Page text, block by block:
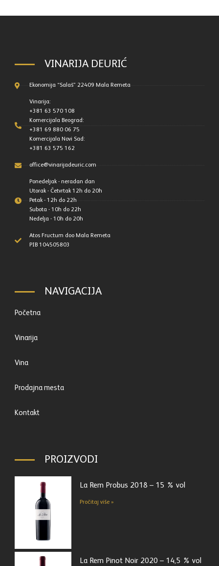
VINARIJA DEURIĆ
Ekonomija “Salaš” 22409 Mala Remeta
Vinarija:
+381 63 570 108
Komercijala Beograd:
+381 69 880 06 75
Komercijala Novi Sad:
+381 63 575 162
office@vinarijadeuric.com
Ponedeljak - neradan dan
Utorak - Četvrtak 12h do 20h
Petak - 12h do 22h
Subota - 10h do 22h
Nedelja - 10h do 20h
Atos Fructum doo Mala Remeta
PIB 104505803
NAVIGACIJA
Početna
Vinarija
Vina
Prodajna mesta
Kontakt
PROIZVODI
La Rem Probus 2018 – 15 % vol
Pročitaj više »
La Rem Pinot Noir 2020 – 14,5 % vol